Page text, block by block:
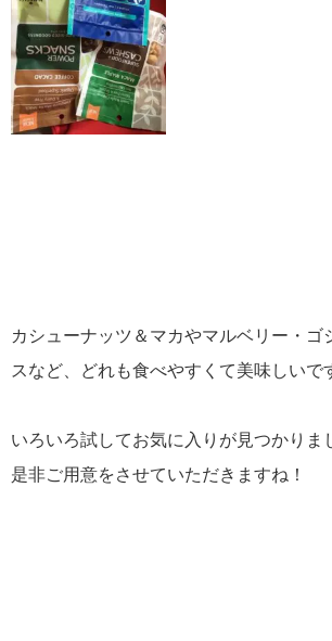
カシューナッツ＆マカやマルベリー・ゴ
スなど、どれも食べやすくて美味しいで
いろいろ試してお気に入りが見つかりま
是非ご用意をさせていただきますね！